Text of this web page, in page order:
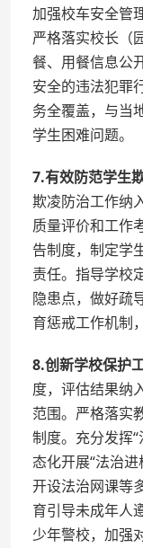
加强校车安全管
严格落实校长（
餐、用餐信息公
安全的违法犯罪
务全覆盖，与当
学生困难问题。
7.有效防范学生欺
欺凌防治工作纳
质量评价和工作
告制度，制定学
责任。指导学校
隐患点，做好疏
育惩戒工作机制
8.创新学校保护
度，评估结果纳
范围。严格落实
制度。充分发挥
态化开展“法治进
开设法治网课等
育引导未成年人
少年警校，加强